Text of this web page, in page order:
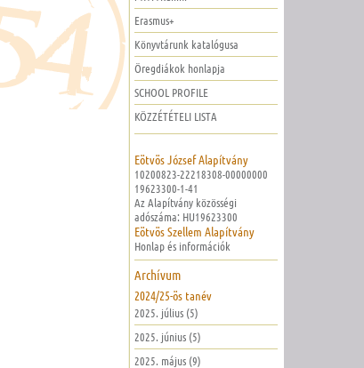
Erasmus+
Könyvtárunk katalógusa
Öregdiákok honlapja
SCHOOL PROFILE
KÖZZÉTÉTELI LISTA
Eötvös József Alapítvány
10200823-22218308-00000000
19623300-1-41
Az Alapítvány közösségi
adószáma: HU19623300
Eötvös Szellem Alapítvány
Honlap és információk
Archívum
2024/25-ös tanév
2025. július (5)
2025. június (5)
2025. május (9)